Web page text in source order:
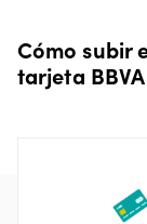
Cómo subir
tarjeta BBVA